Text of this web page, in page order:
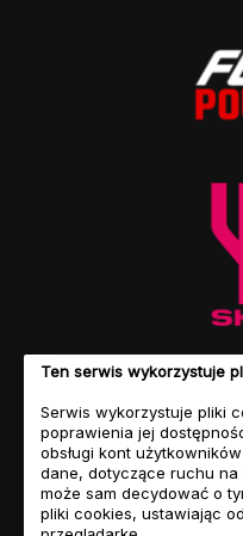
Ten serwis wykorzystuje
Serwis wykorzystuje pliki
poprawienia jej
obsługi kont
dane, dotyczące ruchu na
może sam decydować o
pliki cookies, ustawiając